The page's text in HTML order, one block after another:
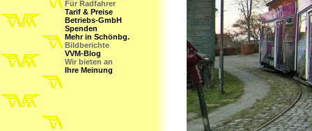
Für Radfahrer
Tarif & Preise
Betriebs-GmbH
Spenden
Mehr in Schönbg.
Bildberichte
VVM-Blog
Wir bieten an
Ihre Meinung